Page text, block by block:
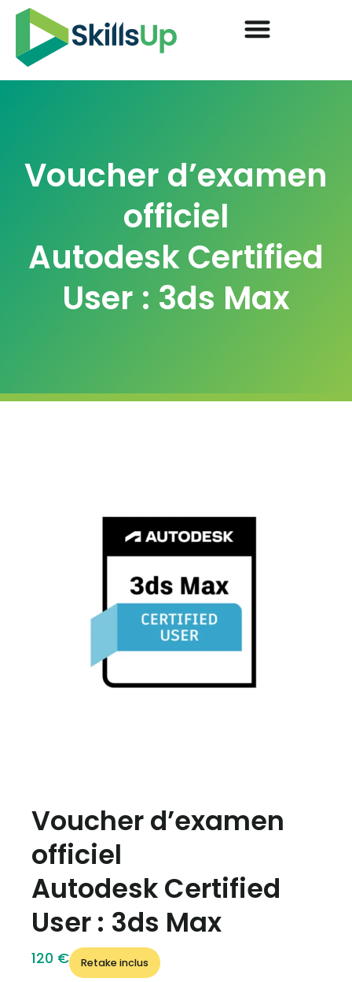
Voucher d’examen
officiel
Autodesk Certified
User : 3ds Max
Voucher d’examen
officiel
Autodesk Certified
User : 3ds Max
120 € Retake inclus